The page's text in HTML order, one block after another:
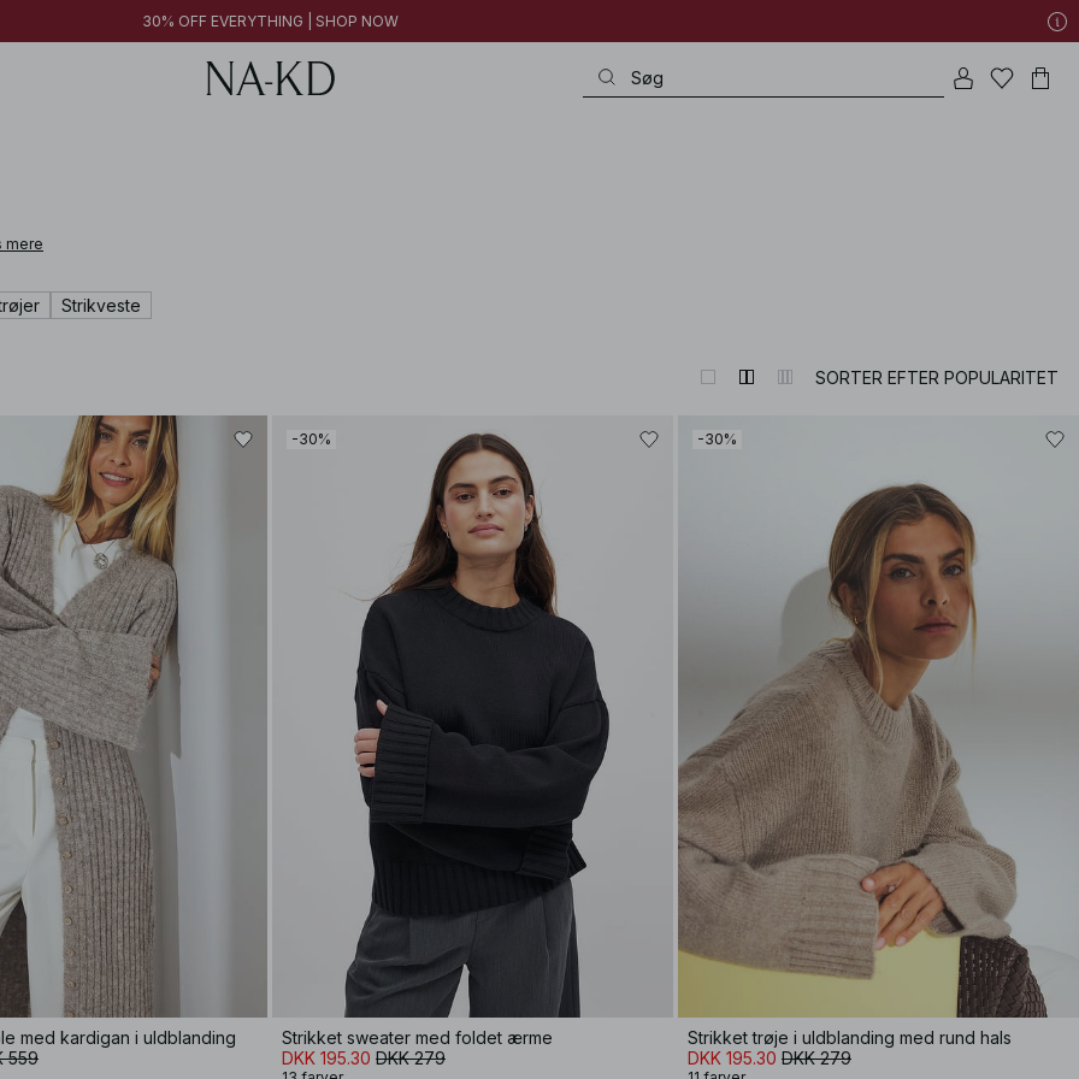
FINAL SALE | SHOP NOW
FINAL SALE | SHOP NOW
30% OFF EVERYTHING | SHOP NOW
mere
Strikveste
SORTER EFTER POPULARITET
med kardigan i uldblanding
559
-30%
Strikket sweater med foldet ærme
DKK 195.30 DKK 279
-30%
Strikket trøje i uldblanding med rund hals
DKK 195.30 DKK 279